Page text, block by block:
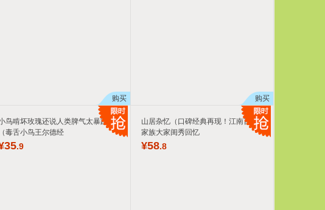
购买 购买
鸟啃坏玫瑰还说人类脾气太暴躁
（毒舌小鸟王尔德经
35.9
山居杂忆（口碑经典再现！江南百年
家族大家闺秀回忆
¥58.8